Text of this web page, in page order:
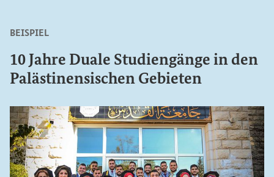
BEISPIEL
10 Jahre Duale Studiengänge in den
Palästinensischen Gebieten